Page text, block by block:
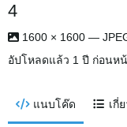
4
1600 × 1600 —
อัปโหลดแล้ว 1 ปี ก่อนห
แนบโค๊ด เกี่